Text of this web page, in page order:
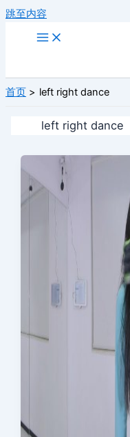
跳至内容
首页 left right dance
left right dance